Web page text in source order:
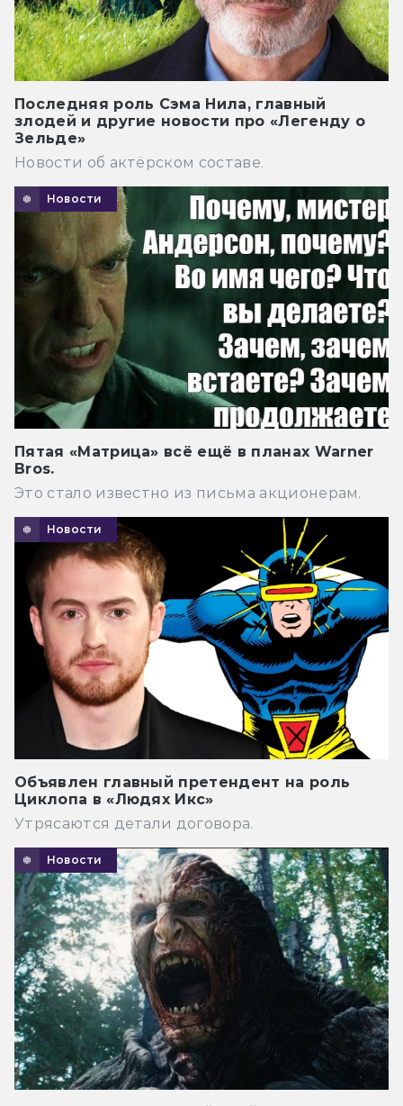
Последняя роль Сэма Нила, главный
злодей и другие новости про «Легенду о
Зельде»
Новости об актёрском составе.
Новости
Пятая «Матрица» всё ещё в планах Warner
Bros.
Это стало известно из письма акционерам.
Новости
Объявлен главный претендент на роль
Циклопа в «Людях Икс»
Утрясаются детали договора.
Новости